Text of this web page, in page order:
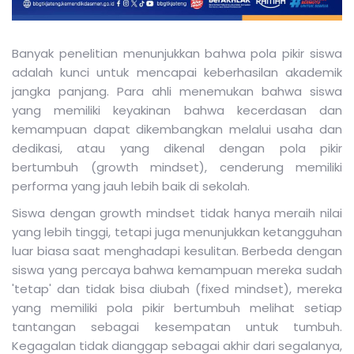
Banyak penelitian menunjukkan bahwa pola pikir siswa
adalah kunci untuk mencapai keberhasilan akademik
jangka panjang. Para ahli menemukan bahwa siswa
yang memiliki keyakinan bahwa kecerdasan dan
kemampuan dapat dikembangkan melalui usaha dan
dedikasi, atau yang dikenal dengan pola pikir
bertumbuh (growth mindset), cenderung memiliki
performa yang jauh lebih baik di sekolah.
Siswa dengan growth mindset tidak hanya meraih nilai
yang lebih tinggi, tetapi juga menunjukkan ketangguhan
luar biasa saat menghadapi kesulitan. Berbeda dengan
siswa yang percaya bahwa kemampuan mereka sudah
'tetap' dan tidak bisa diubah (fixed mindset), mereka
yang memiliki pola pikir bertumbuh melihat setiap
tantangan sebagai kesempatan untuk tumbuh.
Kegagalan tidak dianggap sebagai akhir dari segalanya,